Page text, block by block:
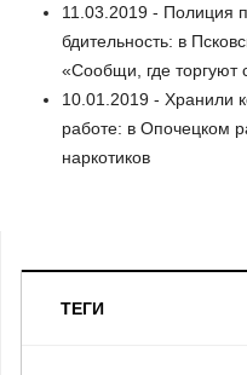
11.03.2019 - Полиция
бдительность: в
«Сообщи, где торгуют
10.01.2019 - Хранили
работе: в Опочецком
наркотиков
ТЕГИ